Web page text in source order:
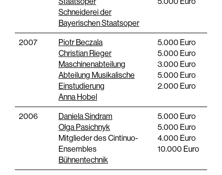
Schneiderei der
Bayerischen Staatsoper
2007
Piotr Beczala
Christian Rieger
Maschinenabteilung
Abteilung Musikalische
Einstudierung
Anna Hobel
5.000 Euro
5.000 Euro
3.000 Euro
5.000 Euro
2.000 Euro
2006
Daniela Sindram
Olga Pasichnyk
Mitglieder des Cintinuo-
Ensembles
Bühnentechnik
5.000 Euro
5.000 Euro
4.000 Euro
10.000 Euro